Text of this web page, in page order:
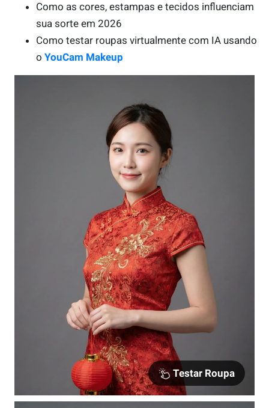
Como as cores, estampas e tecidos influenciam
sua sorte em 2026
Como testar roupas virtualmente com IA usando
o YouCam Makeup
Testar Roupa